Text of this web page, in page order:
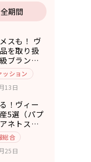
全期間
スも！ ヴ
を取り扱
ブランド7
ッション
13日
！ヴィー
5選（パプ
ネトス、
）
総合
25日